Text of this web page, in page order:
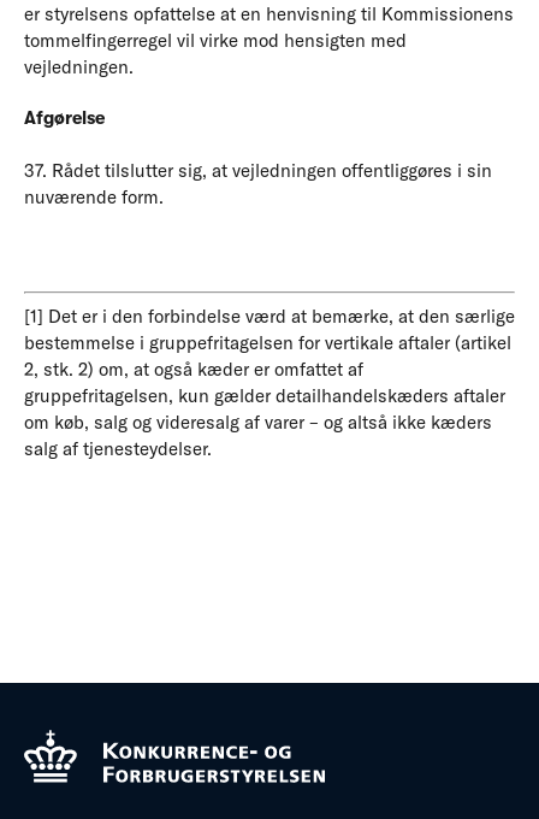
er styrelsens opfattelse at en henvisning til Kommissionens
tommelfingerregel vil virke mod hensigten med
vejledningen.
Afgørelse
37. Rådet tilslutter sig, at vejledningen offentliggøres i sin
nuværende form.
[1] Det er i den forbindelse værd at bemærke, at den særlige
bestemmelse i gruppefritagelsen for vertikale aftaler (artikel
2, stk. 2) om, at også kæder er omfattet af
gruppefritagelsen, kun gælder detailhandelskæders aftaler
om køb, salg og videresalg af varer – og altså ikke kæders
salg af tjenesteydelser.